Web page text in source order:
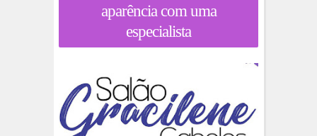
aparência com uma
especialista